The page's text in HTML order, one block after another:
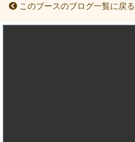
このブースのブログ一覧に戻る